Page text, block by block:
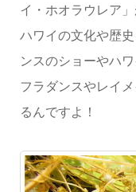
イ・ホオラウレア」
ハワイの文化や歴
ンスのショーやハ
フラダンスやレイ
るんですよ！